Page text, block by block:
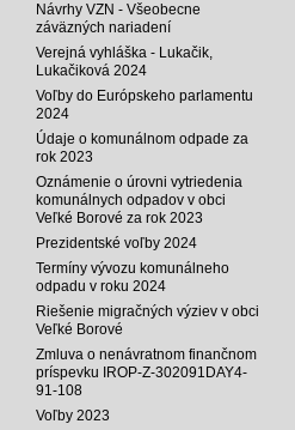
Návrhy VZN - Všeobecne
záväzných nariadení
Verejná vyhláška - Lukačik,
Lukačiková 2024
Voľby do Európskeho parlamentu
2024
Údaje o komunálnom odpade za
rok 2023
Oznámenie o úrovni vytriedenia
komunálnych odpadov v obci
Veľké Borové za rok 2023
Prezidentské voľby 2024
Termíny vývozu komunálneho
odpadu v roku 2024
Riešenie migračných výziev v obci
Veľké Borové
Zmluva o nenávratnom finančnom
príspevku IROP-Z-302091DAY4-
91-108
Voľby 2023